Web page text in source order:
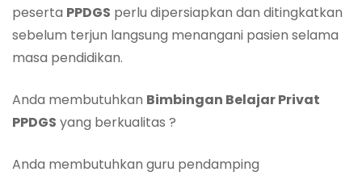
peserta PPDGS perlu dipersiapkan dan ditingkatkan
sebelum terjun langsung menangani pasien selama
masa pendidikan.
Anda membutuhkan Bimbingan Belajar Privat
PPDGS yang berkualitas ?
Anda membutuhkan guru pendamping